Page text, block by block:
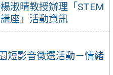
淑晴教授辦理「STEM
座」活動資訊
短影音徵選活動－情緒